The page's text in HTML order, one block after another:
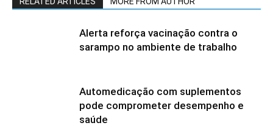
Alerta reforça vacinação contra o
sarampo no ambiente de trabalho
Automedicação com suplementos
pode comprometer desempenho e
saúde